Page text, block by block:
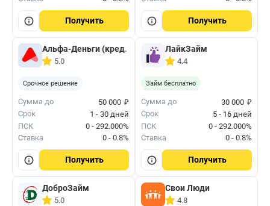
Получить Получить
Альфа-Деньги (кред. лимит)
5.0
Срочное решение
Сумма до 50 000 ₽
Срок
1 - 30 дней
ПСК
0 - 292.000%
Ставка
0 - 0.8%
Получить
ЛайкЗайм
4.4
Займ бесплатно
Сумма до 30 000 ₽
Срок
5 - 16 дней
ПСК
0 - 292.000%
Ставка
0 - 0.8%
Получить
ДоброЗайм
5.0
Свои Люди
4.8